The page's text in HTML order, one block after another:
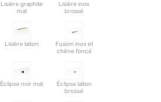
Lisière graphite
mat
Lisière inox
brossé
Lisière laiton
Fusion inox et
chêne foncé
Éclipse noir mat
Éclipse laiton
brossé